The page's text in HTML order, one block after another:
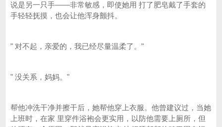
说是另一只手——非常敏感，即使她用 打了肥皂戴了手套的
手轻轻抚摸，也会让他浑身颤抖。
" 对不起，亲爱的，我已经尽量温柔了。"
" 没关系，妈妈。"
帮他冲洗干净并擦干后，她帮他穿上衣服。他曾建议过，当她
上班时，在家 里穿件浴袍会更实用，以防他需要上厕所，但